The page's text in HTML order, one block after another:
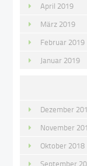
April 2019
März 2019
Februar 2019
Januar 2019
Dezember
November
Oktober 2018